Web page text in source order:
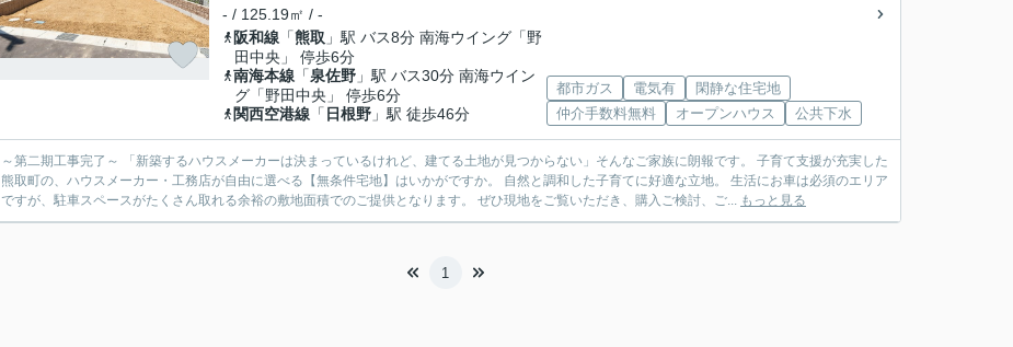
- / 125.19㎡ / -
阪和線 「熊取 」駅 バス8分 南海ウイング「野
田中央」 停歩6分
南海本線 「泉佐野 」駅 バス30分 南海ウイン
グ「野田中央」 停歩6分
関西空港線 「 日根野 」駅 徒歩46分
都市ガス 電気有
閑静な住宅地
仲介手数料無料
オープンハウス 公共下水
～第二期工事完了～ 「新築するハウスメーカーは決まっているけれど、建てる土地が見つからない」そんなご家族に朗報です。 子育て支援が充実した
熊取町の、ハウスメーカー・工務店が自由に選べる【無条件宅地】はいかがですか。 自然と調和した子育てに好適な立地。 生活にお車は必須のエリア
ですが、駐車スペースがたくさん取れる余裕の敷地面積でのご提供となります。 ぜひ現地をご覧いただき、購入ご検討、ご... もっと見る
1